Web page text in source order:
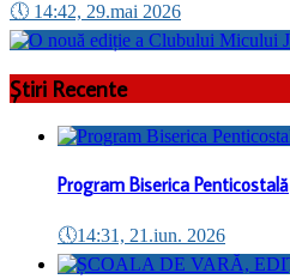
🕔 14:42, 29.mai 2026
Știri Recente
Program Biserica Penticostală
🕔14:31, 21.iun. 2026